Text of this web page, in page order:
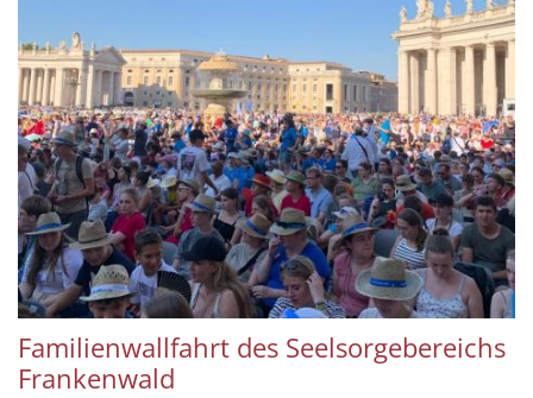
Familienwallfahrt des Seelsorgebereichs
Frankenwald